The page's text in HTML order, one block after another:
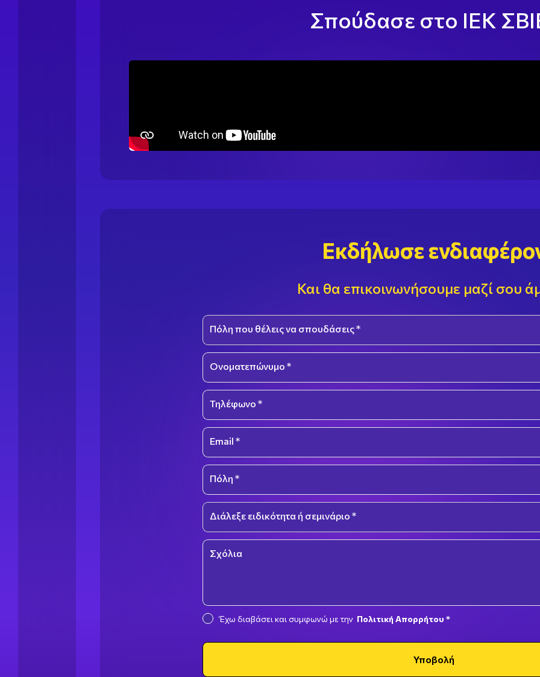
Σπούδασε στο ΙΕΚ
Εκδήλωσε
Και θα επικοινωνήσουμε μαζί σου
Select an option
Πόλη που θέλεις να σπουδάσεις *
Ονοματεπώνυμο *
Τηλέφωνο *
Email *
Πόλη *
Select an option
Διάλεξε ειδικότητα ή σεμινάριο *
Σχόλια
Έχω διαβάσει και συμφωνώ με την Πολιτική Απορρήτου *
Υποβολή